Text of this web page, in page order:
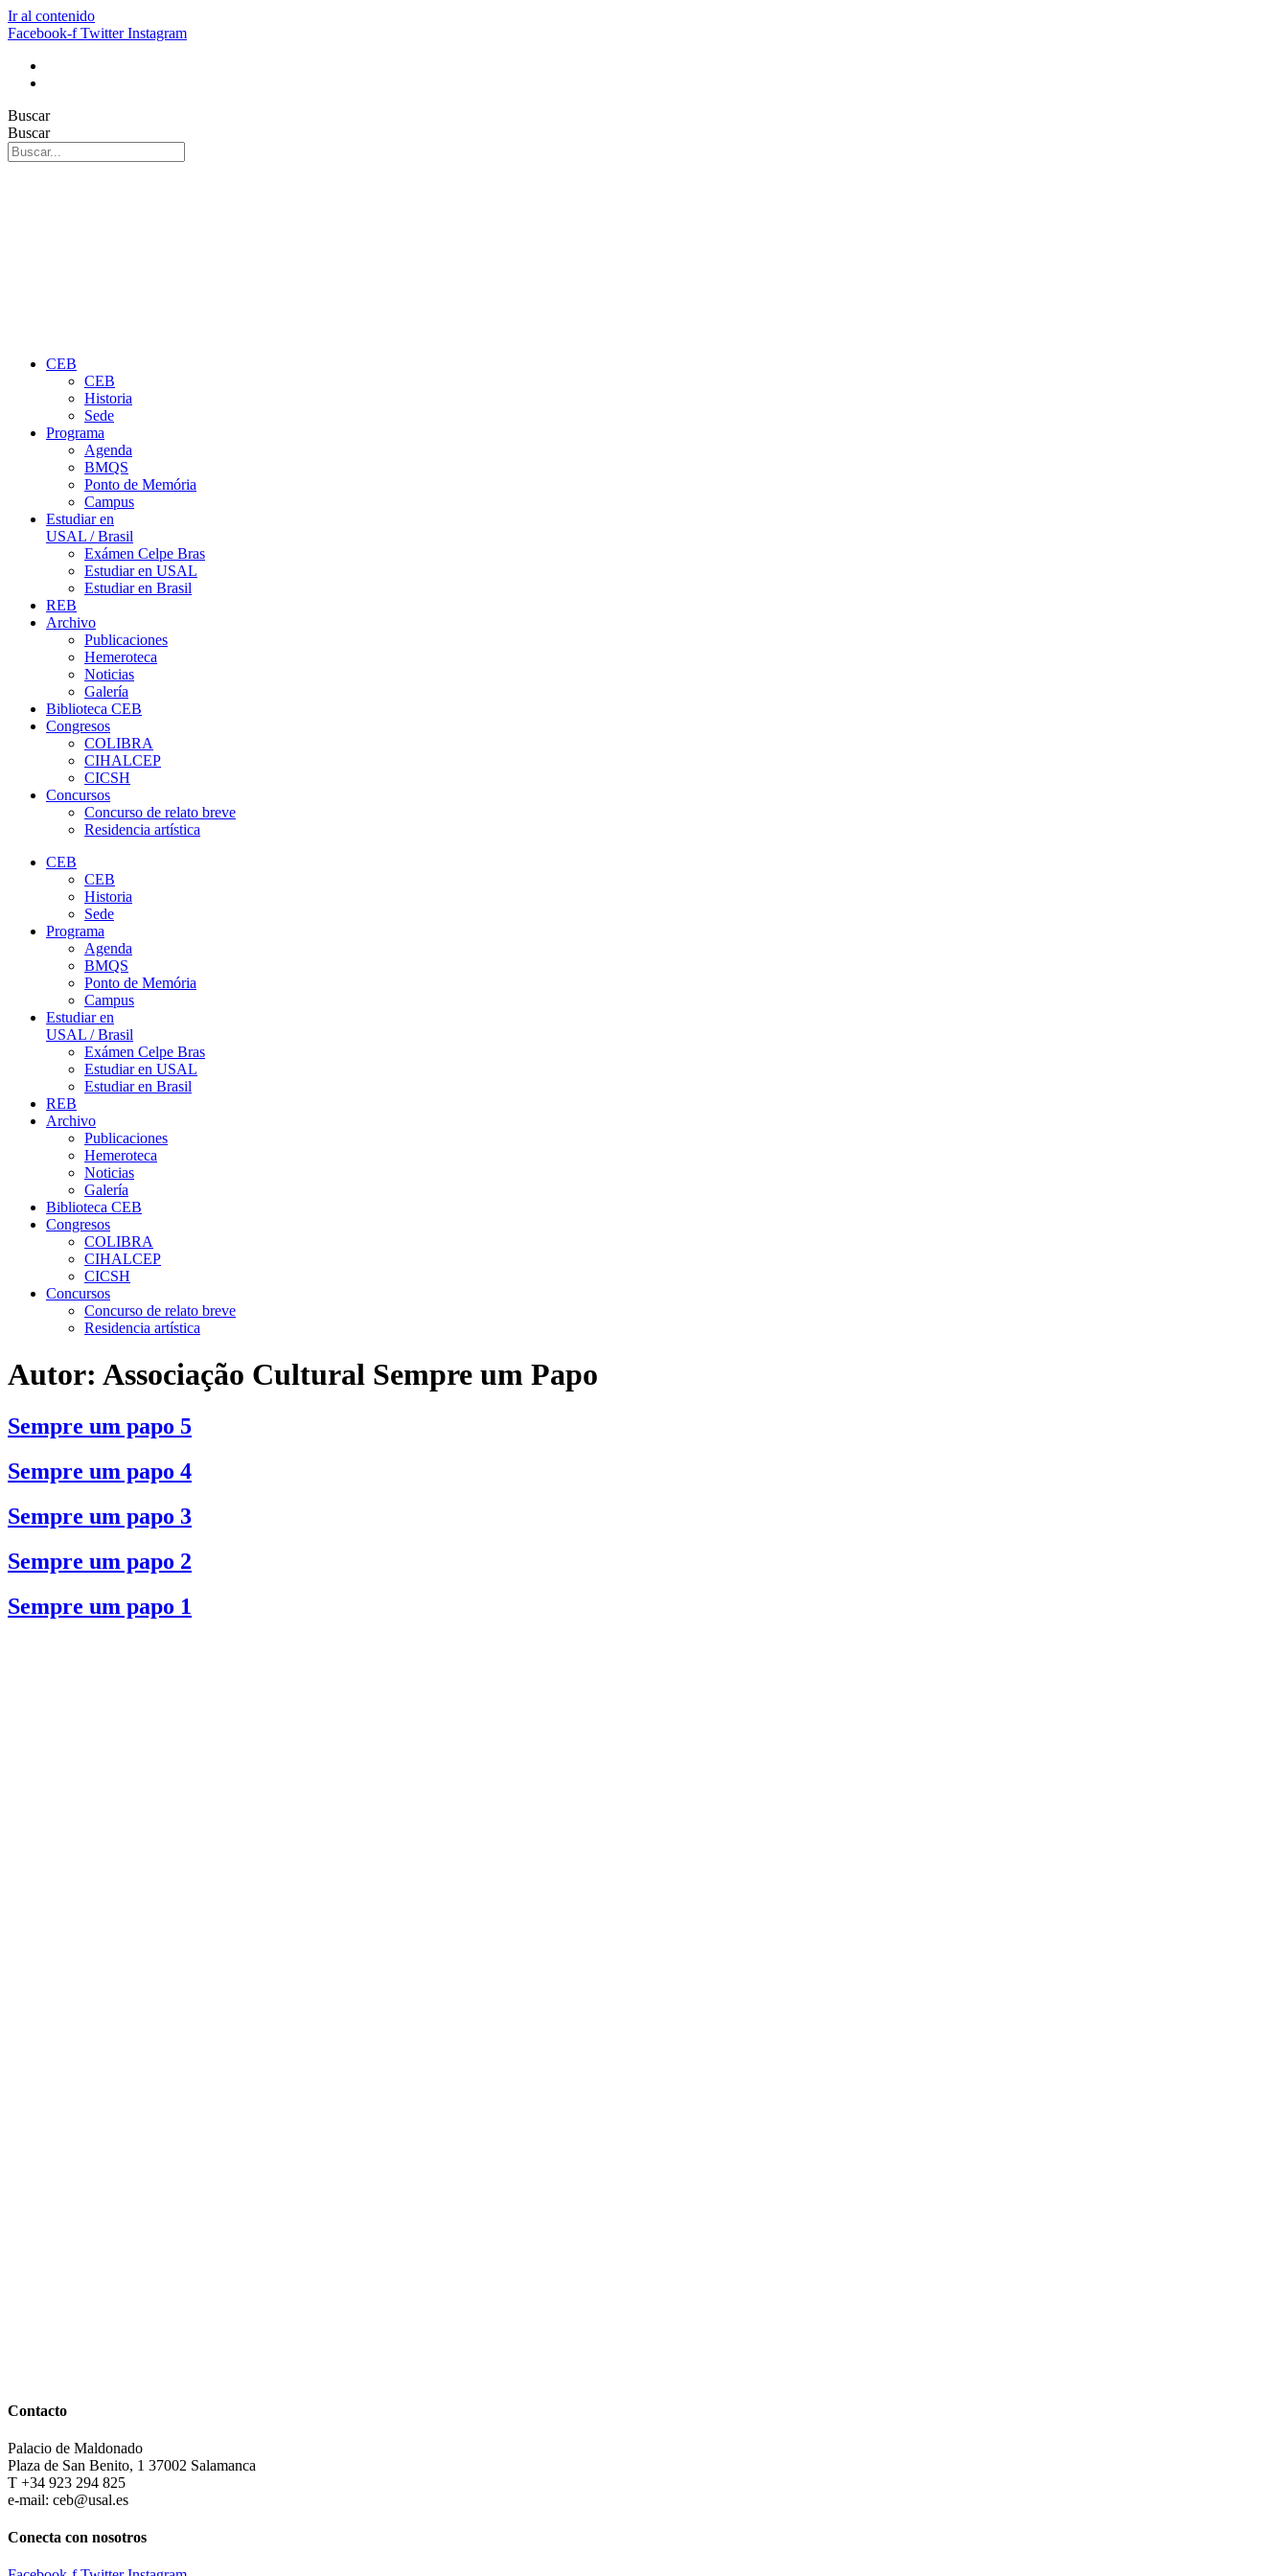
Ir al contenido
Facebook-f Twitter Instagram
Buscar
Buscar
CEB
CEB
Historia
Sede
Programa
Agenda
BMQS
Ponto de Memória
Campus
Estudiar en
USAL / Brasil
Exámen Celpe Bras
Estudiar en USAL
Estudiar en Brasil
REB
Archivo
Publicaciones
Hemeroteca
Noticias
Galería
Biblioteca CEB
Congresos
COLIBRA
CIHALCEP
CICSH
Concursos
Concurso de relato breve
Residencia artística
CEB
CEB
Historia
Sede
Programa
Agenda
BMQS
Ponto de Memória
Campus
Estudiar en
USAL / Brasil
Exámen Celpe Bras
Estudiar en USAL
Estudiar en Brasil
REB
Archivo
Publicaciones
Hemeroteca
Noticias
Galería
Biblioteca CEB
Congresos
COLIBRA
CIHALCEP
CICSH
Concursos
Concurso de relato breve
Residencia artística
Autor: Associação Cultural Sempre um Papo
Sempre um papo 5
Sempre um papo 4
Sempre um papo 3
Sempre um papo 2
Sempre um papo 1
Contacto
Palacio de Maldonado
Plaza de San Benito, 1 37002 Salamanca
T +34 923 294 825
e-mail: ceb@usal.es
Conecta con nosotros